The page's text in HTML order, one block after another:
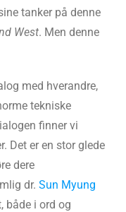
tanker på denne
West. Men denne
med hverandre,
tekniske
finner vi
Det er en stor glede
dere
dr. Sun Myung
både i ord og